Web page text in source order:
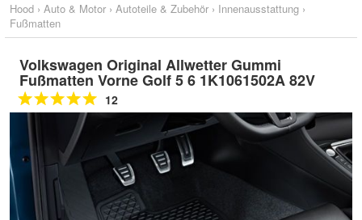
Hood › Auto & Motor › Autoteile & Zubehör › Innenausstattung ›
Fußmatten
Volkswagen Original Allwetter Gummi
Fußmatten Vorne Golf 5 6 1K1061502A 82V
12